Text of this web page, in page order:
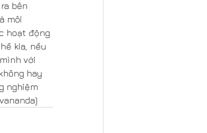
bên
môi
hoạt động
kia, nếu
với
hay
nghiệm